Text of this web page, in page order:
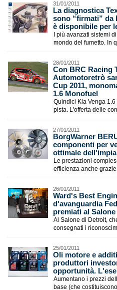
31/01/2011
La diagnostica
sono “firmati” da
è disponibile per
I più avanzati sistemi
mondo del fumetto. In
28/01/2011
Con BRC Racing
Automotoretrò
Cup 2011,
1.6 Monofuel
Quindici Kia Venga
pista. L'offerta delle
27/01/2011
BorgWarner
componenti per
ottimale
Le prestazioni
efficienza anche
26/01/2011
Ward's Best
d'avanguardia
premiati al
Al Salone di Detroit,
consegnati i
25/01/2011
Oli motore e
produttori
opportunità.
Aumentano i prezzi
base (che